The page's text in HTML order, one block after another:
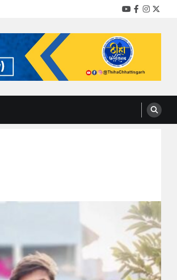
YouTube
Facebook